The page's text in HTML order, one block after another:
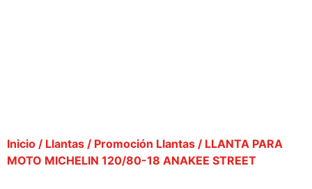
Inicio / Llantas / Promoción Llantas / LLANTA PARA
MOTO MICHELIN 120/80-18 ANAKEE STREET